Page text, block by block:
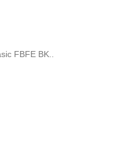
FBFE BK..